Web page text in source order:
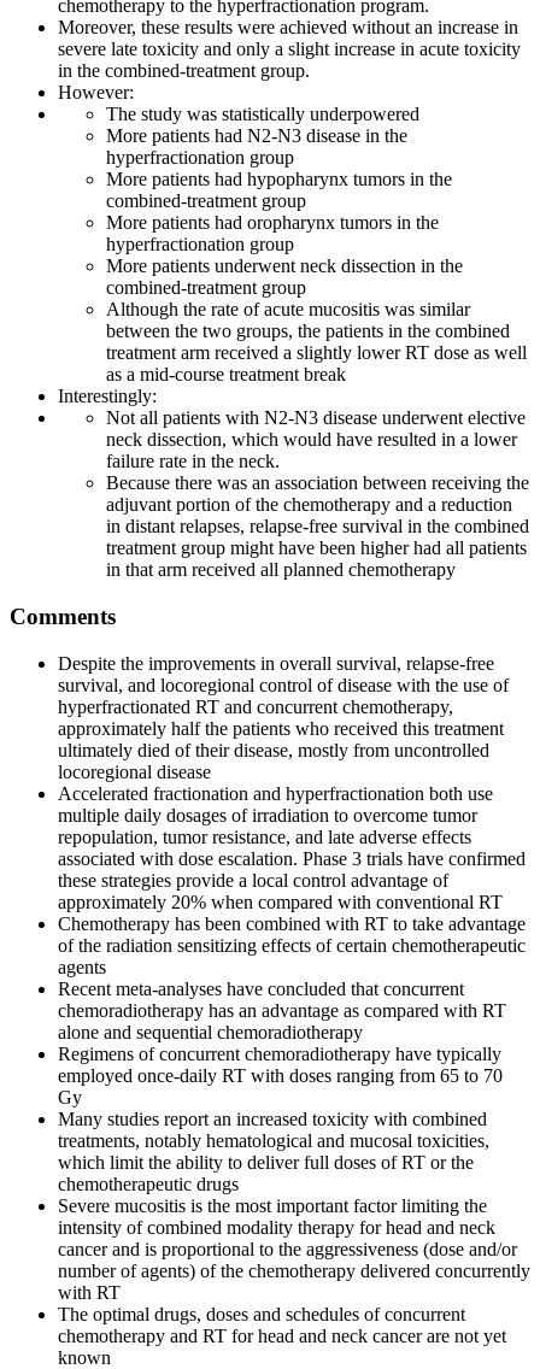
chemotherapy to the hyperfractionation program.
Moreover, these results were achieved without an increase in
severe late toxicity and only a slight increase in acute toxicity
in the combined-treatment group.
However:
The study was statistically underpowered
More patients had N2-N3 disease in the
hyperfractionation group
More patients had hypopharynx tumors in the
combined-treatment group
More patients had oropharynx tumors in the
hyperfractionation group
More patients underwent neck dissection in the
combined-treatment group
Although the rate of acute mucositis was similar
between the two groups, the patients in the combined
treatment arm received a slightly lower RT dose as well
as a mid-course treatment break
Interestingly:
Not all patients with N2-N3 disease underwent elective
neck dissection, which would have resulted in a lower
failure rate in the neck.
Because there was an association between receiving the
adjuvant portion of the chemotherapy and a reduction
in distant relapses, relapse-free survival in the combined
treatment group might have been higher had all patients
in that arm received all planned chemotherapy
Comments
Despite the improvements in overall survival, relapse-free
survival, and locoregional control of disease with the use of
hyperfractionated RT and concurrent chemotherapy,
approximately half the patients who received this treatment
ultimately died of their disease, mostly from uncontrolled
locoregional disease
Accelerated fractionation and hyperfractionation both use
multiple daily dosages of irradiation to overcome tumor
repopulation, tumor resistance, and late adverse effects
associated with dose escalation. Phase 3 trials have confirmed
these strategies provide a local control advantage of
approximately 20% when compared with conventional RT
Chemotherapy has been combined with RT to take advantage
of the radiation sensitizing effects of certain chemotherapeutic
agents
Recent meta-analyses have concluded that concurrent
chemoradiotherapy has an advantage as compared with RT
alone and sequential chemoradiotherapy
Regimens of concurrent chemoradiotherapy have typically
employed once-daily RT with doses ranging from 65 to 70
Gy
Many studies report an increased toxicity with combined
treatments, notably hematological and mucosal toxicities,
which limit the ability to deliver full doses of RT or the
chemotherapeutic drugs
Severe mucositis is the most important factor limiting the
intensity of combined modality therapy for head and neck
cancer and is proportional to the aggressiveness (dose and/or
number of agents) of the chemotherapy delivered concurrently
with RT
The optimal drugs, doses and schedules of concurrent
chemotherapy and RT for head and neck cancer are not yet
known